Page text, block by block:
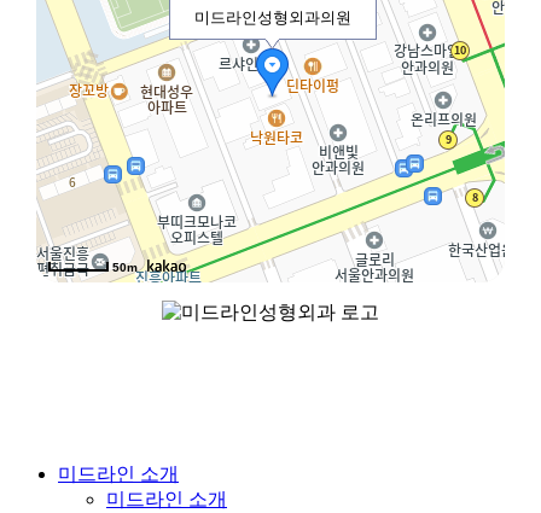
미드라인성형외과의원
50m
Close
미드라인 소개
미드라인 소개